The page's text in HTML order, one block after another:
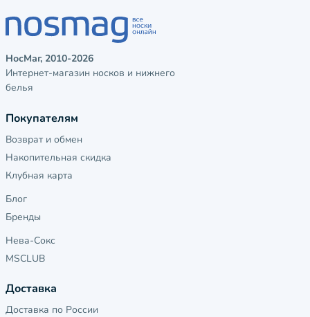
НосМаг, 2010-2026
Интернет-магазин носков и нижнего
белья
Покупателям
Возврат и обмен
Накопительная скидка
Клубная карта
Блог
Бренды
Нева-Сокс
MSCLUB
Доставка
Доставка по России